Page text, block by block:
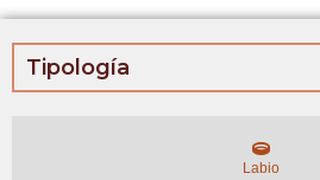
Tipología
Labio